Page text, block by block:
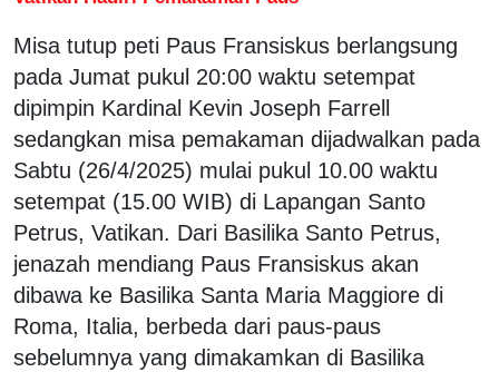
Misa tutup peti Paus Fransiskus berlangsung
pada Jumat pukul 20:00 waktu setempat
dipimpin Kardinal Kevin Joseph Farrell
sedangkan misa pemakaman dijadwalkan pada
Sabtu (26/4/2025) mulai pukul 10.00 waktu
setempat (15.00 WIB) di Lapangan Santo
Petrus, Vatikan. Dari Basilika Santo Petrus,
jenazah mendiang Paus Fransiskus akan
dibawa ke Basilika Santa Maria Maggiore di
Roma, Italia, berbeda dari paus-paus
sebelumnya yang dimakamkan di Basilika